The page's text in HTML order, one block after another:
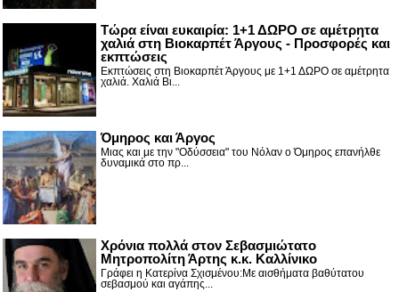
Τώρα είναι ευκαιρία: 1+1 ΔΩΡΟ σε αμέτρητα
χαλιά στη Βιοκαρπέτ Άργους - Προσφορές και
εκπτώσεις
Εκπτώσεις στη Βιοκαρπέτ Άργους με 1+1 ΔΩΡΟ σε αμέτρητα
χαλιά. Χαλιά Βι...
Όμηρος και Άργος
Μιας και με την "Οδύσσεια" του Νόλαν ο Όμηρος επανήλθε
δυναμικά στο πρ...
Χρόνια πολλά στον Σεβασμιώτατο
Μητροπολίτη Άρτης κ.κ. Καλλίνικο
Γράφει η Κατερίνα Σχισμένου:Με αισθήματα βαθύτατου
σεβασμού και αγάπης...